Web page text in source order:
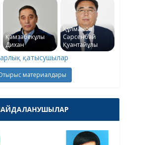
Қамзабекұлы
Дихан
Құлманов
Сәрсенбай
Қуантайұлы
қатысушылар
материалдары